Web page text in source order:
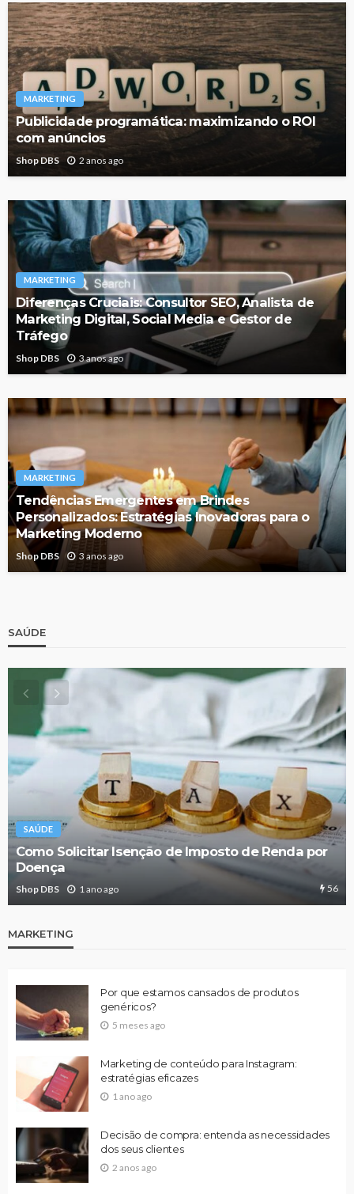
MARKETING
Publicidade programática: maximizando o ROI
com anúncios
Shop DBS 2 anos ago
MARKETING
Diferenças Cruciais: Consultor SEO, Analista de
Marketing Digital, Social Media e Gestor de
Tráfego
Shop DBS 3 anos ago
MARKETING
Tendências Emergentes em Brindes
Personalizados: Estratégias Inovadoras para o
Marketing Moderno
Shop DBS 3 anos ago
SAÚDE
SAÚDE
Como Solicitar Isenção de Imposto de Renda por
Doença
Shop DBS 1 ano ago 56
MARKETING
Por que estamos cansados de produtos
genéricos?
5 meses ago
Marketing de conteúdo para Instagram:
estratégias eficazes
1 ano ago
Decisão de compra: entenda as necessidades
dos seus clientes
2 anos ago